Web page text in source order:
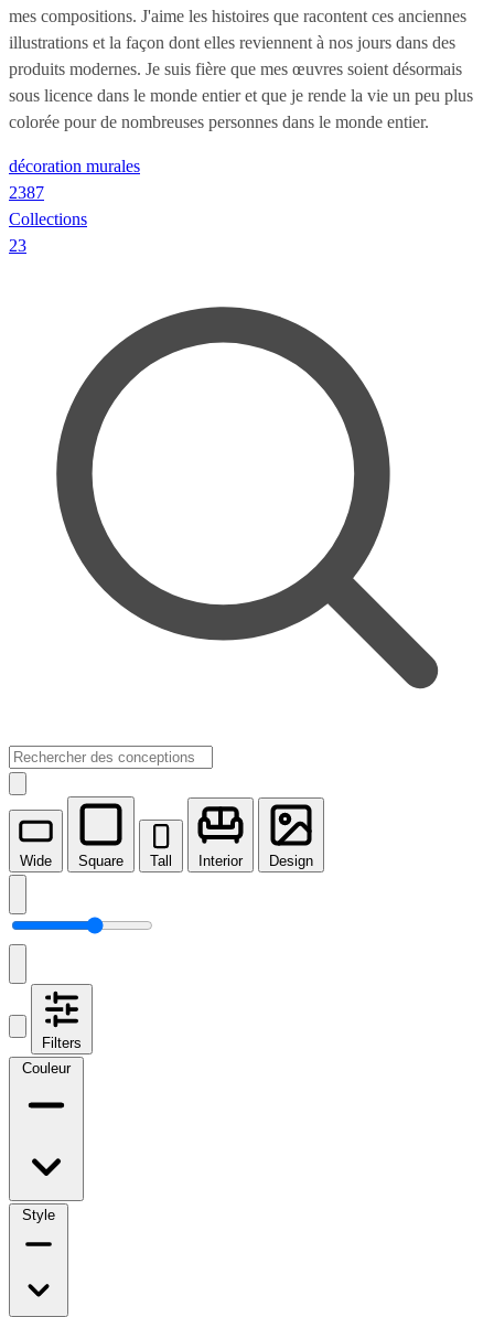
mes compositions. J'aime les histoires que racontent ces anciennes
illustrations et la façon dont elles reviennent à nos jours dans des
produits modernes. Je suis fière que mes œuvres soient désormais
sous licence dans le monde entier et que je rende la vie un peu plus
colorée pour de nombreuses personnes dans le monde entier.
décoration murales
2387
Collections
23
Wide Square Tall Interior Design
Filters
Couleur
Style